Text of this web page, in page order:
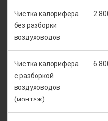
Чистка калорифера
без разборки
воздуховодов
2
Чистка калорифера
с разборкой
воздуховодов
(монтаж)
6